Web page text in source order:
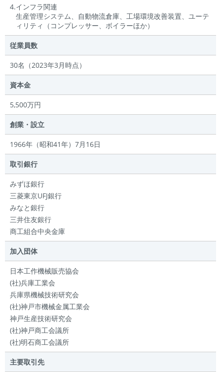
4.インフラ関連
生産管理システム、自動物流倉庫、工場環境改善装置、ユーテ
ィリティ（コンプレッサー、ボイラーほか）
従業員数
30名（2023年3月時点）
資本金
5,500万円
創業・設立
1966年（昭和41年）7月16日
取引銀行
みずほ銀行
三菱東京UFJ銀行
みなと銀行
三井住友銀行
商工組合中央金庫
加入団体
日本工作機械販売協会
(社)兵庫工業会
兵庫県機械技術研究会
(社)神戸市機械金属工業会
神戸生産技術研究会
(社)神戸商工会議所
(社)明石商工会議所
主要取引先